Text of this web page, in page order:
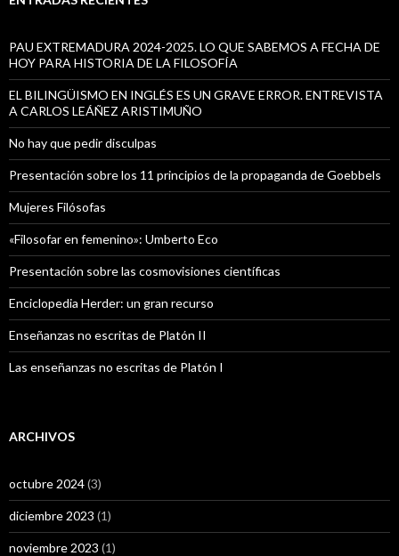
PAU EXTREMADURA 2024-2025. LO QUE SABEMOS A FECHA DE
HOY PARA HISTORIA DE LA FILOSOFÍA
EL BILINGÜISMO EN INGLÉS ES UN GRAVE ERROR. ENTREVISTA
A CARLOS LEÁÑEZ ARISTIMUÑO
No hay que pedir disculpas
Presentación sobre los 11 principios de la propaganda de Goebbels
Mujeres Filósofas
«Filosofar en femenino»: Umberto Eco
Presentación sobre las cosmovisiones científicas
Enciclopedia Herder: un gran recurso
Enseñanzas no escritas de Platón II
Las enseñanzas no escritas de Platón I
ARCHIVOS
octubre 2024(3)
diciembre 2023 (1)
noviembre 2023 (1)